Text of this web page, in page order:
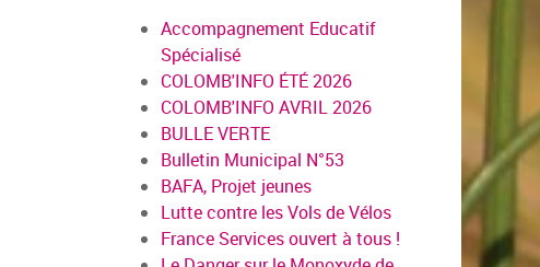
Accompagnement Educatif
Spécialisé
COLOMB'INFO ÉTÉ 2026
COLOMB'INFO AVRIL 2026
BULLE VERTE
Bulletin Municipal N°53
BAFA, Projet jeunes
Lutte contre les Vols de Vélos
France Services ouvert à tous !